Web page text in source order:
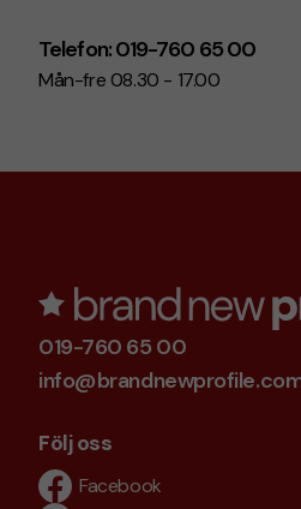
Telefon: 019-760 65 00
Mån-fre 08.30 - 17.00
019-760 65 00
Följ oss
Facebook